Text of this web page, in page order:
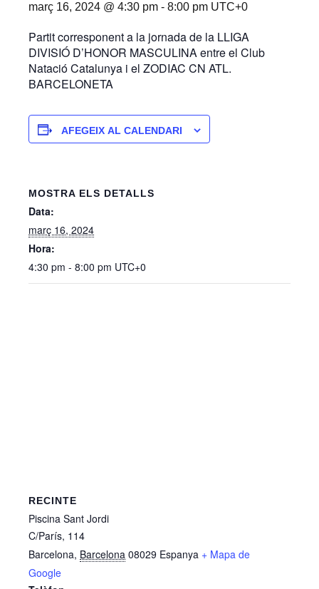
març 16, 2024 @ 4:30 pm - 8:00 pm UTC+0
Partit corresponent a la jornada de la LLIGA
DIVISIÓ D’HONOR MASCULINA entre el Club
Natació Catalunya i el ZODIAC CN ATL.
BARCELONETA
AFEGEIX AL CALENDARI
MOSTRA ELS DETALLS
Data:
març 16, 2024
Hora:
4:30 pm - 8:00 pm UTC+0
RECINTE
Piscina Sant Jordi
C/París, 114
Barcelona, Barcelona 08029 Espanya + Mapa de
Google